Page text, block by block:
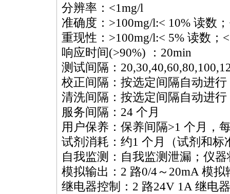
分辨率：<1mg/l
准确度：>100mg/l:< 10% 读数
重现性：>100mg/l:< 5% 读数
响应时间(>90%) ：20min
测试间隔：
校正间隔：按选定间隔自动进
清洗间隔：按选定间隔自动进
服务间隔：24 个月
用户保养：保养间隔>1 个月，
试剂消耗：约1 个月（试剂和标
自我监测：自我监测泄漏；仪
模拟输出：2 路0/4～20mA 模拟
继电器控制：2 路24V 1A 继电